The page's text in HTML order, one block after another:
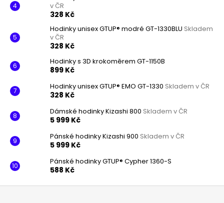
v ČR
328 Kč
Hodinky unisex GTUP® modré GT-1330BLU Skladem
v ČR
328 Kč
Hodinky s 3D krokoměrem GT-1150B
899 Kč
Hodinky unisex GTUP® EMO GT-1330 Skladem v ČR
328 Kč
Dámské hodinky Kizashi 800 Skladem v ČR
5 999 Kč
Pánské hodinky Kizashi 900 Skladem v ČR
5 999 Kč
Pánské hodinky GTUP® Cypher 1360-S
588 Kč
Z